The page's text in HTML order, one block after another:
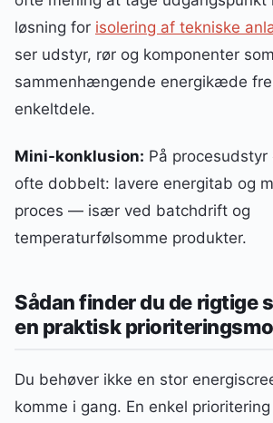
løsning for isolering af tekniske
ser udstyr, rør og komponenter
sammenhængende energikæde
enkeltdele.
Mini-konklusion: På procesudstyr
ofte dobbelt: lavere energitab og
proces — især ved batchdrift og
temperaturfølsomme produkter.
Sådan finder du de rigtige
en praktisk
Du behøver ikke en stor
komme i gang. En enkel